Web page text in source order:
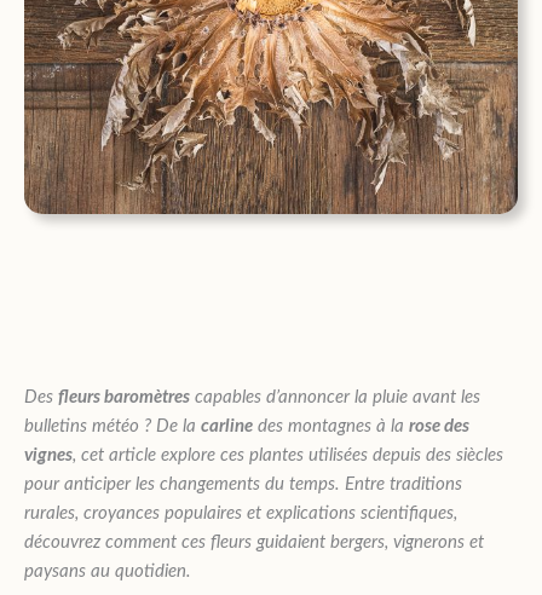
Des fleurs baromètres capables d’annoncer la pluie avant les
bulletins météo ? De la carline des montagnes à la rose des
vignes, cet article explore ces plantes utilisées depuis des siècles
pour anticiper les changements du temps. Entre traditions
rurales, croyances populaires et explications scientifiques,
découvrez comment ces fleurs guidaient bergers, vignerons et
paysans au quotidien.